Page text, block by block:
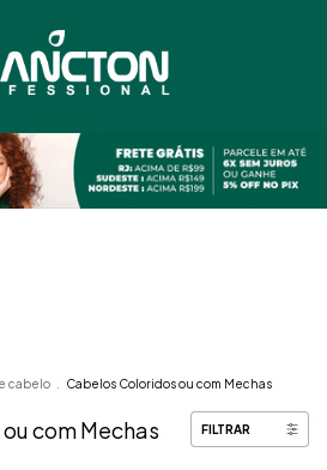
cabelo Cabelos Coloridos ou com Mechas
com Mechas FILTRAR